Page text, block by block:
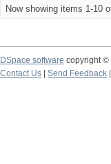
Now showing items 1-10
DSpace software copyright ©
Contact Us
Send Feedback